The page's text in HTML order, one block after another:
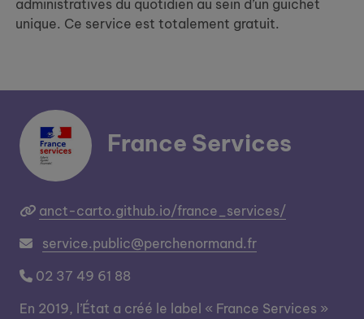
administratives du quotidien au sein d’un guichet
unique. Ce service est totalement gratuit.
France Services
anct-carto.github.io/france_services/
service.public@perchenormand.fr
02 37 49 61 88
En 2019, l’État a créé le label « France Services »